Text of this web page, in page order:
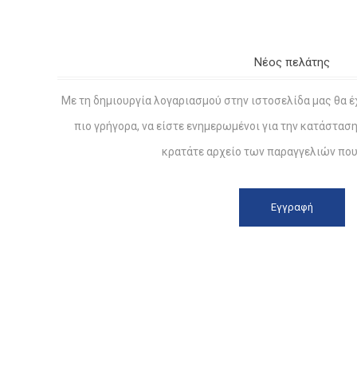
Νέος πελάτης
Με τη δημιουργία λογαριασμού στην ιστοσελίδα μας θα
πιο γρήγορα, να είστε ενημερωμένοι για την
κρατάτε αρχείο των παραγγελιών που